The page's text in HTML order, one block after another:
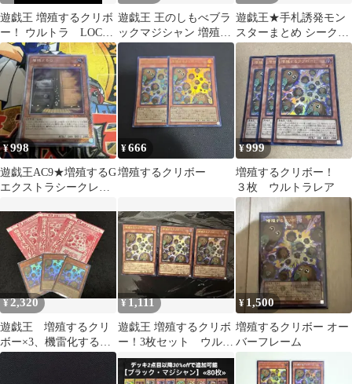
遊戯王 増殖するクリボ
ー！ ウルトラ LOCH-
JP002
遊戯王 王のしもべブラ
ックマジシャン 増殖す
るクリボー
遊戯王★手札誘発モン
スターまとめ シークレ
ット13枚セット
¥998
遊戯王AC9★増殖するG
エクストラシークレッ
¥666
増殖するクリボー
¥999
増殖するクリボー！
３枚 ウルトラレア
¥2,320
遊戯王 増殖するクリ
ボー×3、機雷化するク
リボー未開封×3 ①
¥1,111
遊戯王 増殖するクリボ
ー！3枚セット ウルト
ラ
¥ 1,500
増殖するクリボー オー
バーフレーム